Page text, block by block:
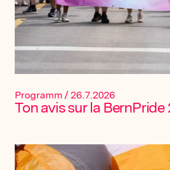
Programm / 26.7.2026
Ton avis sur la BernPride